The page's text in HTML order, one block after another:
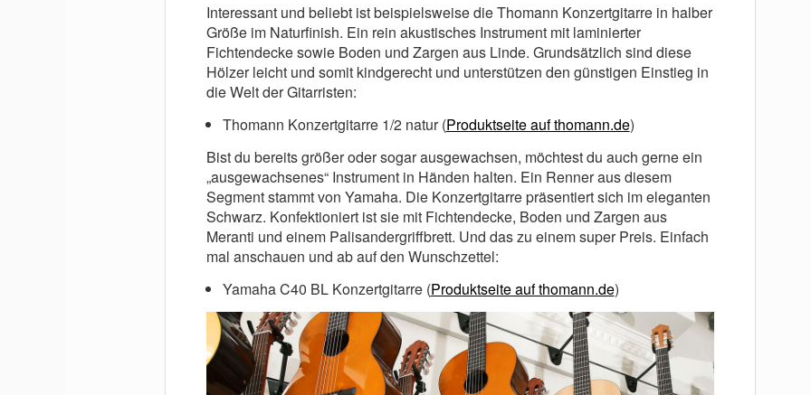
Interessant und beliebt ist beispielsweise die Thomann Konzertgitarre in halber
Größe im Naturfinish. Ein rein akustisches Instrument mit laminierter
Fichtendecke sowie Boden und Zargen aus Linde. Grundsätzlich sind diese
Hölzer leicht und somit kindgerecht und unterstützen den günstigen Einstieg in
die Welt der Gitarristen:
Thomann Konzertgitarre 1/2 natur (Produktseite auf thomann.de)
Bist du bereits größer oder sogar ausgewachsen, möchtest du auch gerne ein
„ausgewachsenes“ Instrument in Händen halten. Ein Renner aus diesem
Segment stammt von Yamaha. Die Konzertgitarre präsentiert sich im eleganten
Schwarz. Konfektioniert ist sie mit Fichtendecke, Boden und Zargen aus
Meranti und einem Palisandergriffbrett. Und das zu einem super Preis. Einfach
mal anschauen und ab auf den Wunschzettel:
Yamaha C40 BL Konzertgitarre (Produktseite auf thomann.de)